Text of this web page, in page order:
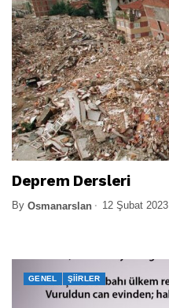
Deprem Dersleri
By Osmanarslan 12 Şubat 2023
GENEL ŞIIRLER